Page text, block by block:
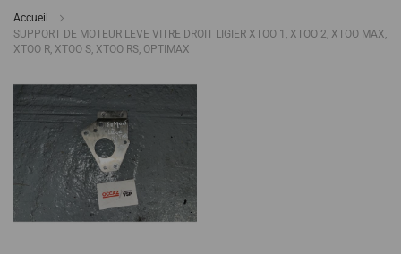
Accueil
SUPPORT DE MOTEUR LEVE VITRE DROIT LIGIER XTOO 1, XTOO 2, XTOO MAX,
XTOO R, XTOO S, XTOO RS, OPTIMAX
Passer
à
la
d’images